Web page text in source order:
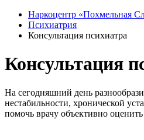
Наркоцентр «Похмельная
Психиатрия
Консультация психиатра
Консультация
На сегодняшний день
нестабильности, хронической
помочь врачу объективно